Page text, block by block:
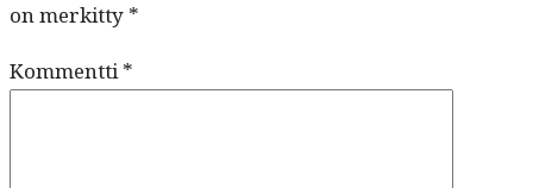
on merkitty *
Kommentti*